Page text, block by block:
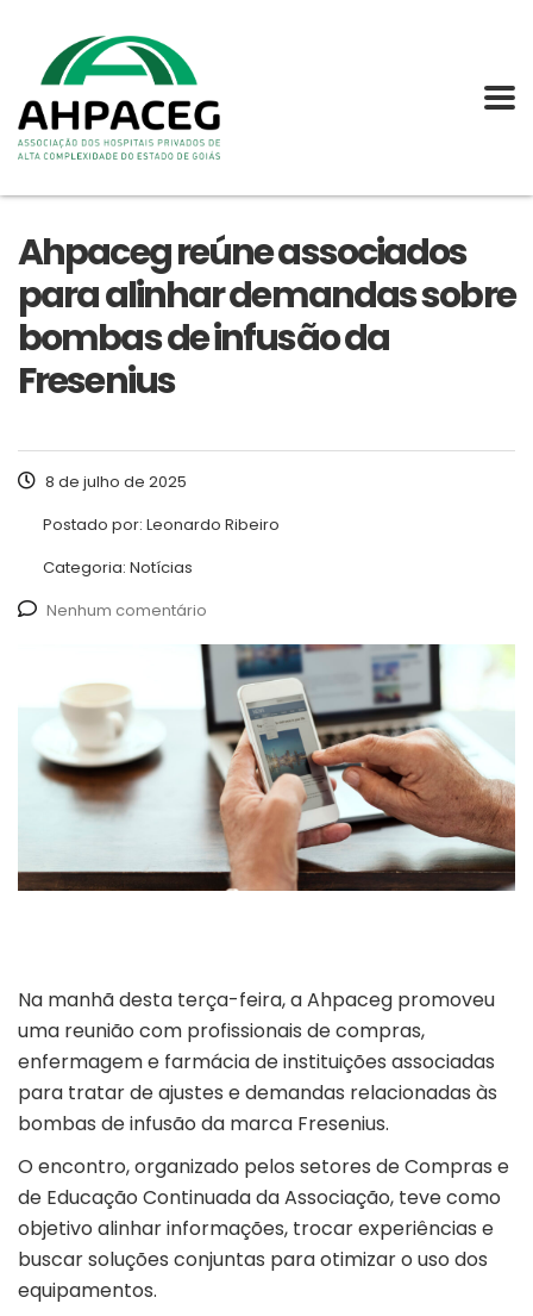
Ahpaceg reúne associados
para alinhar demandas sobre
bombas de infusão da
Fresenius
8 de julho de 2025
Postado por: Leonardo Ribeiro
Categoria: Notícias
Nenhum comentário
Na manhã desta terça-feira, a Ahpaceg promoveu
uma reunião com profissionais de compras,
enfermagem e farmácia de instituições associadas
para tratar de ajustes e demandas relacionadas às
bombas de infusão da marca Fresenius.
O encontro, organizado pelos setores de Compras e
de Educação Continuada da Associação, teve como
objetivo alinhar informações, trocar experiências e
buscar soluções conjuntas para otimizar o uso dos
equipamentos.